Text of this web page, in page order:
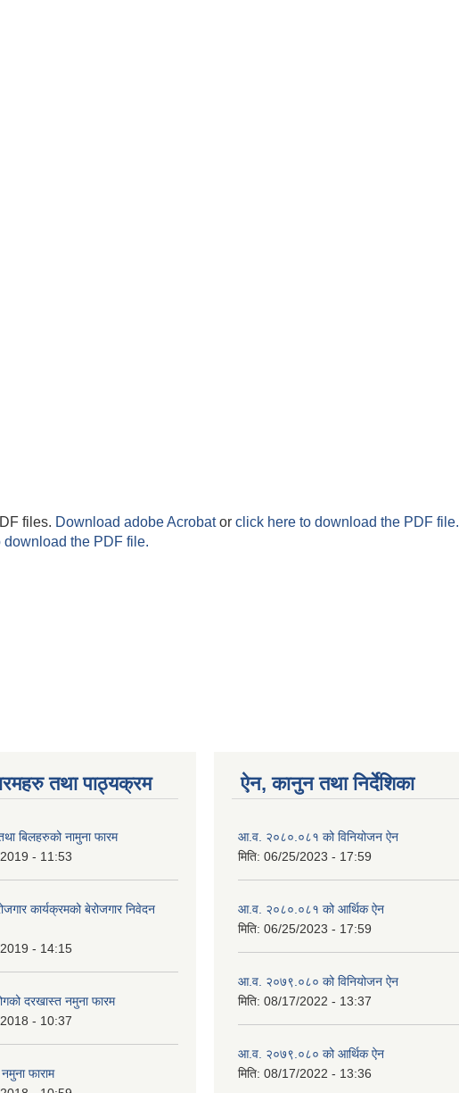
files. Download adobe Acrobator click here to download the PDF file.
download the PDF file.
तथा पाठ्यक्रम
बिलहरुको नामुना फारम
- 11:53
कार्यक्रमको बेरोजगार निवेदन
- 14:15
दरखास्त नमुना फारम
- 10:37
फाराम
ऐन, कानुन तथा निर्देशिका
आ.व. २०८०.०८१ को विनियोजन ऐन
मिति: 06/25/2023 - 17:59
आ.व. २०८०.०८१ को आर्थिक ऐन
मिति: 06/25/2023 - 17:59
आ.व. २०७९.०८० को विनियोजन ऐन
मिति: 08/17/2022 - 13:37
आ.व. २०७९.०८० को आर्थिक ऐन
मिति: 08/17/2022 - 13:36